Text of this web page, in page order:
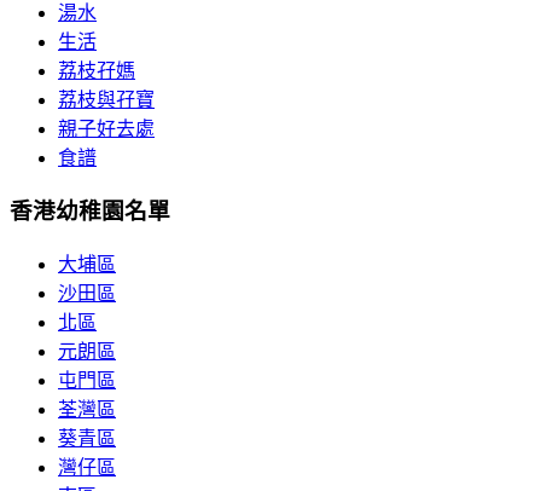
湯水
生活
荔枝孖媽
荔枝與孖寶
親子好去處
食譜
香港幼稚園名單
大埔區
沙田區
北區
元朗區
屯門區
荃灣區
葵青區
灣仔區